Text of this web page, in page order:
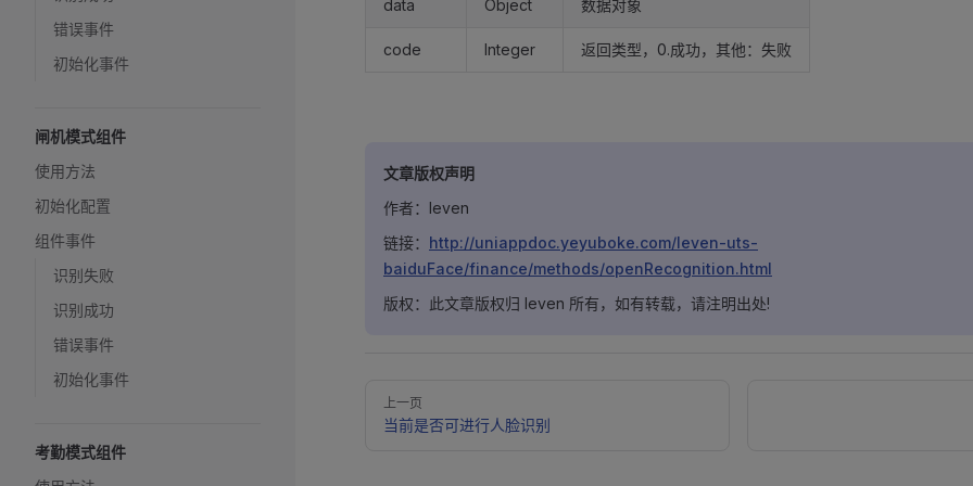
错误事件
初始化事件
闸机模式组件
使用方法
初始化配置
组件事件
识别失败
识别成功
错误事件
初始化事件
考勤模式组件
data Object 数据对象
code Integer 返回类型，0.成功，其他：失败
文章版权声明
作者：leven
链接： http://uniappdoc.yeyuboke.com/leven-uts-
baiduFace/finance/methods/openRecognition.html
版权：此文章版权归 leven 所有，如有转载，请注明出处!
Pager
上一页
当前是否可进行人脸识别